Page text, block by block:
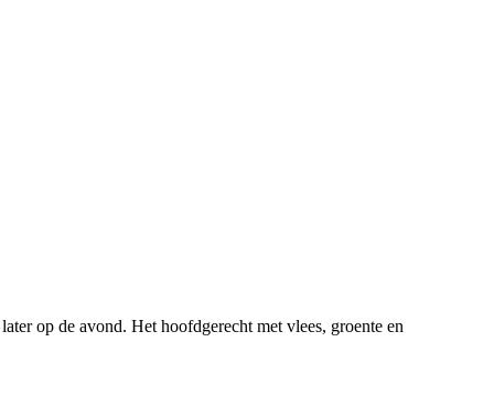
op de avond. Het hoofdgerecht met vlees, groente en